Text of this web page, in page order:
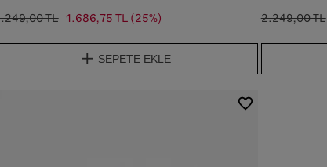
TL 1.686,75 TL (25%)
SEPETE EKLE
2.249,00 TL